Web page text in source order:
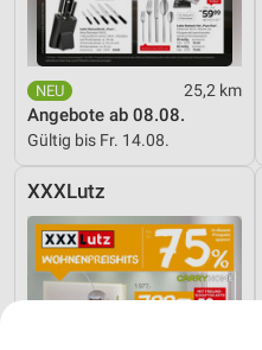
25,2 km
Angebote ab 08.08.
Gültig bis Fr. 14.08.
XXXLutz